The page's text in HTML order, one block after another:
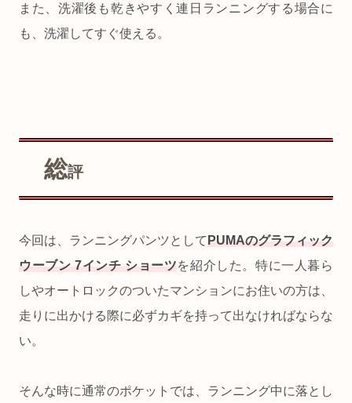
また、洗濯後も乾きやすく連日ランニングする場合に
も、洗濯してすぐ使える。
総評
今回は、ランニングパンツとしてPUMAのグラフィック
ウーブン 7インチ ショーツを紹介した。特に一人暮ら
しやオートロックのついたマンションにお住いの方は、
走りに出かける際に必ずカギを持って出なければならな
い。
そんな時に通常のポケットでは、ランニング中に落とし